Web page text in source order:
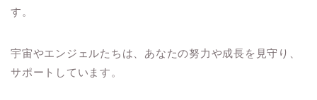
す。
宇宙やエンジェルたちは、あなたの努力や成長を見守り、
サポートしています。